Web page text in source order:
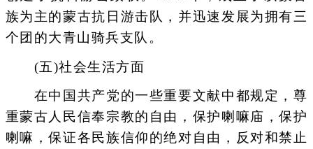
族为主的蒙古抗日游击队，并迅速发展为拥有三
个团的大青山骑兵支队。
(五)社会生活方面
在中国共产党的一些重要文献中都规定，尊
重蒙古人民信奉宗教的自由，保护喇嘛庙，保护
喇嘛，保证各民族信仰的绝对自由，反对和禁止